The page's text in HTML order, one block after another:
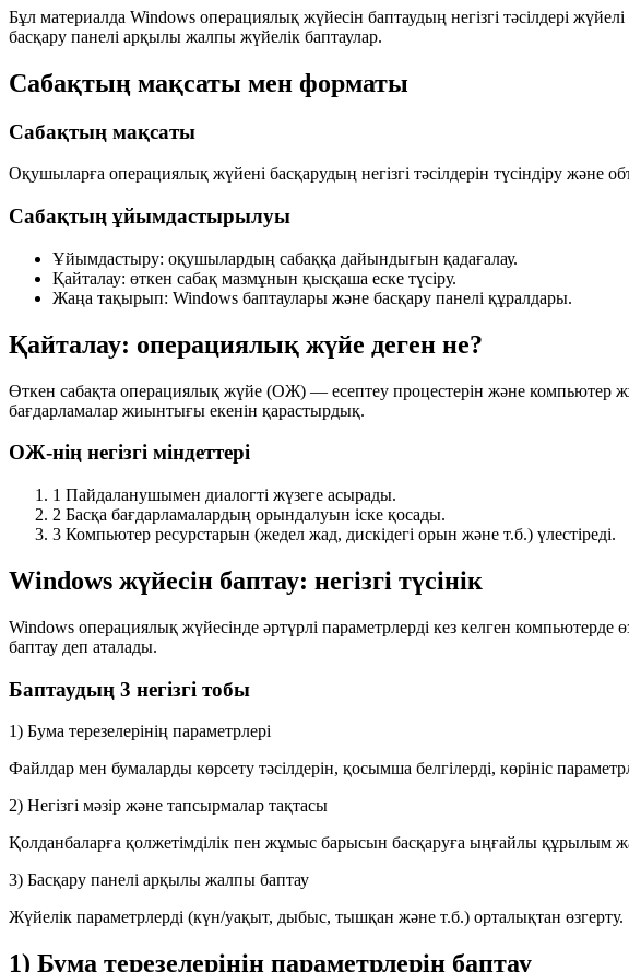
Бұл материалда Windows операциялық жүйесін баптаудың негізгі тәсілдері
басқару панелі арқылы жалпы жүйелік баптаулар.
Сабақтың мақсаты мен форматы
Сабақтың мақсаты
Оқушыларға операциялық жүйені басқарудың негізгі тәсілдерін түсіндіру және
Сабақтың ұйымдастырылуы
Ұйымдастыру: оқушылардың сабаққа дайындығын қадағалау.
Қайталау: өткен сабақ мазмұнын қысқаша еске түсіру.
Жаңа тақырып: Windows баптаулары және басқару панелі құралдары.
Қайталау: операциялық жүйе деген не?
Өткен сабақта операциялық жүйе (ОЖ) — есептеу процестерін және компьютер
бағдарламалар жиынтығы екенін қарастырдық.
ОЖ-нің негізгі міндеттері
1 Пайдаланушымен диалогті жүзеге асырады.
2 Басқа бағдарламалардың орындалуын іске қосады.
3 Компьютер ресурстарын (жедел жад, дискідегі орын және т.б.) үлестіреді.
Windows жүйесін баптау: негізгі түсінік
Windows операциялық жүйесінде әртүрлі параметрлерді кез келген
баптау деп аталады.
Баптаудың 3 негізгі тобы
1) Бума терезелерінің параметрлері
Файлдар мен бумаларды көрсету тәсілдерін, қосымша белгілерді, көрініс
2) Негізгі мәзір және тапсырмалар тақтасы
Қолданбаларға қолжетімділік пен жұмыс барысын басқаруға ыңғайлы құрылым
3) Басқару панелі арқылы жалпы баптау
Жүйелік параметрлерді (күн/уақыт, дыбыс, тышқан және т.б.) орталықтан өзгерту.
1) Бума терезелерінің параметрлерін баптау